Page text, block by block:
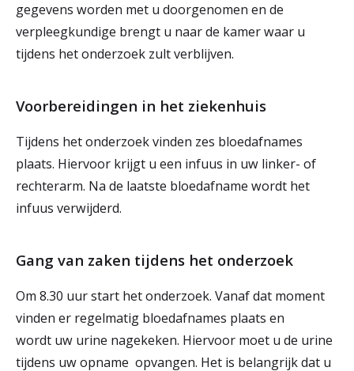
gegevens worden met u doorgenomen en de
verpleegkundige brengt u naar de kamer waar u
tijdens het onderzoek zult verblijven.
Voorbereidingen in het ziekenhuis
Tijdens het onderzoek vinden zes bloedafnames
plaats. Hiervoor krijgt u een infuus in uw linker- of
rechterarm. Na de laatste bloedafname wordt het
infuus verwijderd.
Gang van zaken tijdens het onderzoek
Om 8.30 uur start het onderzoek. Vanaf dat moment
vinden er regelmatig bloedafnames plaats en
wordt uw urine nagekeken. Hiervoor moet u de urine
tijdens uw opname opvangen. Het is belangrijk dat u